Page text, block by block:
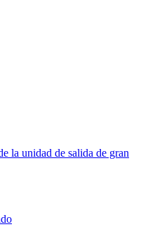
la unidad de salida de gran